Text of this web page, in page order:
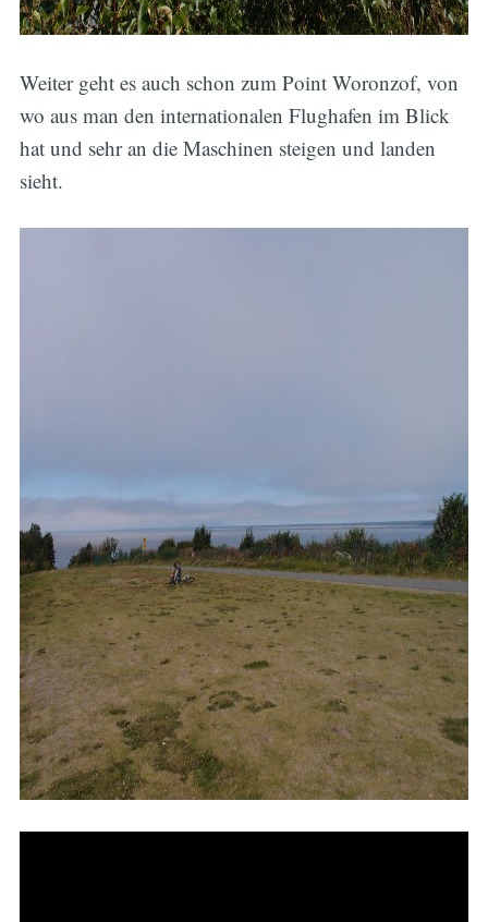
Weiter geht es auch schon zum Point Woronzof, von
wo aus man den internationalen Flughafen im Blick
hat und sehr an die Maschinen steigen und landen
sieht.